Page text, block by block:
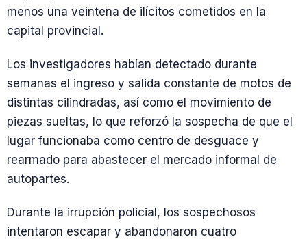
menos una veintena de ilícitos cometidos en la
capital provincial.
Los investigadores habían detectado durante
semanas el ingreso y salida constante de motos de
distintas cilindradas, así como el movimiento de
piezas sueltas, lo que reforzó la sospecha de que el
lugar funcionaba como centro de desguace y
rearmado para abastecer el mercado informal de
autopartes.
Durante la irrupción policial, los sospechosos
intentaron escapar y abandonaron cuatro